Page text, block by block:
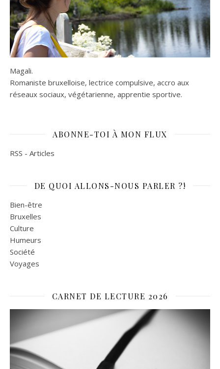
Magali.
Romaniste bruxelloise, lectrice compulsive, accro aux
réseaux sociaux, végétarienne, apprentie sportive.
ABONNE-TOI À MON FLUX
RSS - Articles
DE QUOI ALLONS-NOUS PARLER ?!
Bien-être
Bruxelles
Culture
Humeurs
Société
Voyages
CARNET DE LECTURE 2026